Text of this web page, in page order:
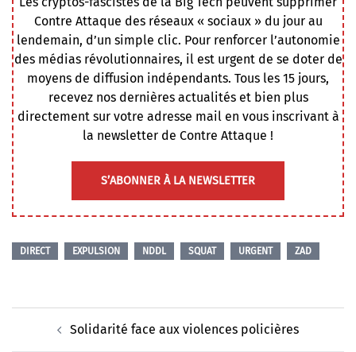
Contre Attaque des réseaux « sociaux » du jour au
lendemain, d’un simple clic. Pour renforcer l’autonomie
des médias révolutionnaires, il est urgent de se doter de
moyens de diffusion indépendants. Tous les 15 jours,
recevez nos dernières actualités et bien plus
directement sur votre adresse mail en vous inscrivant à
la newsletter de Contre Attaque !
S’ABONNER À LA NEWSLETTER
DIRECT EXPULSION NDDL SQUAT URGENT ZAD
d’articleSolidarité face aux violences policières